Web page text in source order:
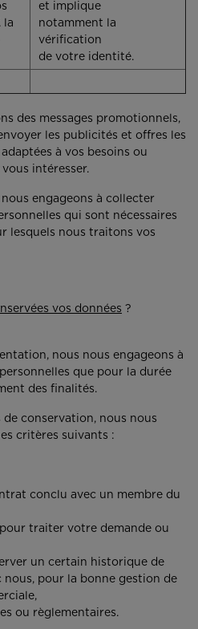
la
et implique
notamment la
vérification
de votre identité.
des messages promotionnels,
les publicités et offres les
à vos besoins ou
intéresser.
engageons à collecter
qui sont nécessaires
lesquels nous traitons vos
vos données ?
nous nous engageons à
que pour la durée
des finalités.
conservation, nous nous
critères suivants :
conclu avec un membre du
traiter votre demande ou
un certain historique de
pour la bonne gestion de
ou règlementaires.